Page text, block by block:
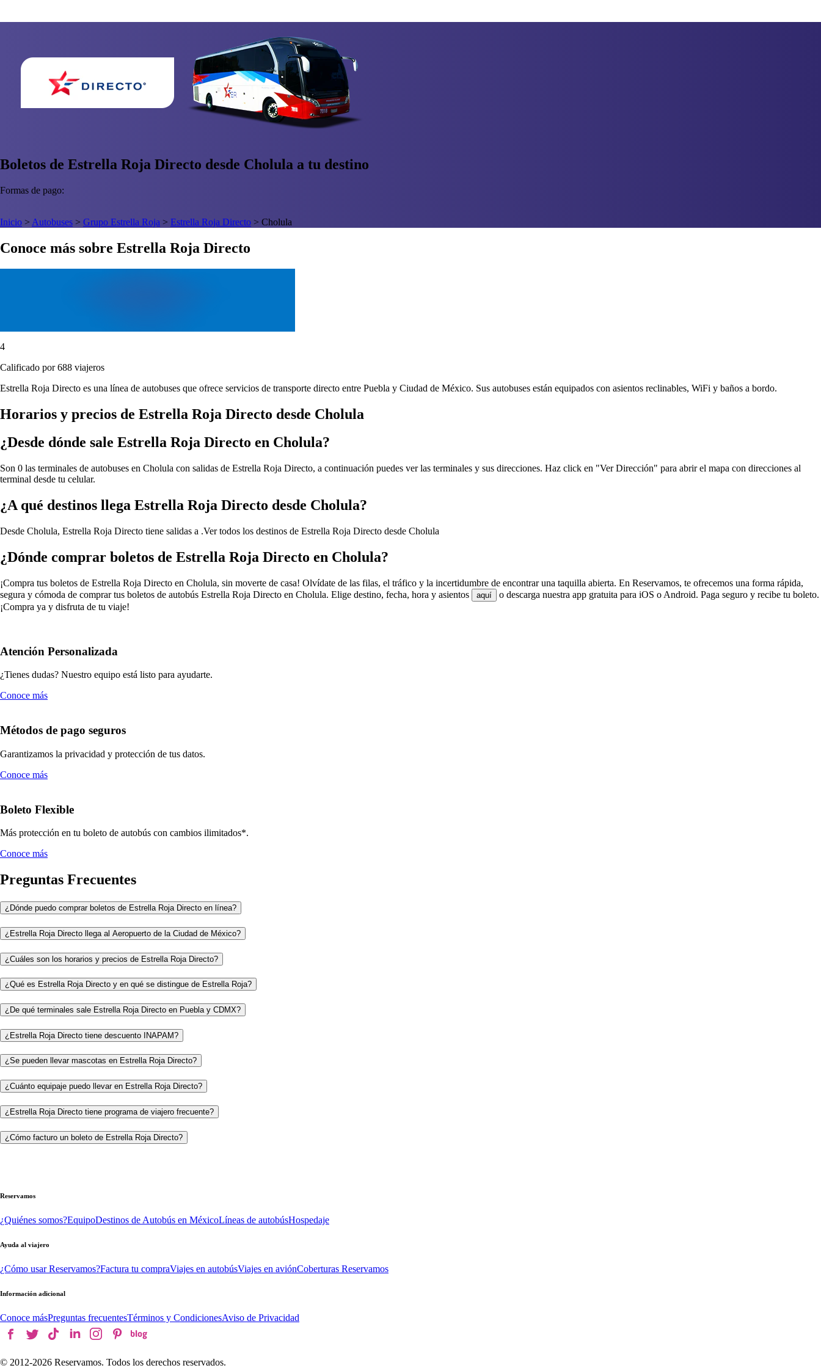
Boletos de Estrella Roja Directo desde Cholula a tu destino
Formas de pago:
Inicio > Autobuses > Grupo Estrella Roja > Estrella Roja Directo > Cholula
Conoce más sobre Estrella Roja Directo
4
Calificado por 688 viajeros
Estrella Roja Directo es una línea de autobuses que ofrece servicios de transporte directo entre Puebla y Ciudad de México. Sus autobuses están equipados con asientos reclinables, WiFi y baños a bordo.
Horarios y precios de Estrella Roja Directo desde Cholula
¿Desde dónde sale Estrella Roja Directo en Cholula?
Son 0 las terminales de autobuses en Cholula con salidas de Estrella Roja Directo, a continuación puedes ver las terminales y sus direcciones. Haz click en "Ver Dirección" para abrir el mapa con direcciones al
terminal desde tu celular.
¿A qué destinos llega Estrella Roja Directo desde Cholula?
Desde Cholula, Estrella Roja Directo tiene salidas a .Ver todos los destinos de Estrella Roja Directo desde Cholula
¿Dónde comprar boletos de Estrella Roja Directo en Cholula?
¡Compra tus boletos de Estrella Roja Directo en Cholula, sin moverte de casa! Olvídate de las filas, el tráfico y la incertidumbre de encontrar una taquilla abierta. En Reservamos, te ofrecemos una forma rápida,
segura y cómoda de comprar tus boletos de autobús Estrella Roja Directo en Cholula. Elige destino, fecha, hora y asientos
aquí
o descarga nuestra app gratuita para iOS o Android. Paga seguro y recibe tu boleto.
¡Compra ya y disfruta de tu viaje!
Atención Personalizada
¿Tienes dudas? Nuestro equipo está listo para ayudarte.
Conoce más
Métodos de pago seguros
Garantizamos la privacidad y protección de tus datos.
Conoce más
Boleto Flexible
Más protección en tu boleto de autobús con cambios ilimitados*.
Conoce más
Preguntas Frecuentes
¿Dónde puedo comprar boletos de Estrella Roja Directo en línea?
¿Estrella Roja Directo llega al Aeropuerto de la Ciudad de México?
¿Cuáles son los horarios y precios de Estrella Roja Directo?
¿Qué es Estrella Roja Directo y en qué se distingue de Estrella Roja?
¿De qué terminales sale Estrella Roja Directo en Puebla y CDMX?
¿Estrella Roja Directo tiene descuento INAPAM?
¿Se pueden llevar mascotas en Estrella Roja Directo?
¿Cuánto equipaje puedo llevar en Estrella Roja Directo?
¿Estrella Roja Directo tiene programa de viajero frecuente?
¿Cómo facturo un boleto de Estrella Roja Directo?
Reservamos
¿Quiénes somos?EquipoDestinos de Autobús en MéxicoLíneas de autobúsHospedaje
Ayuda al viajero
¿Cómo usar Reservamos?Factura tu compraViajes en autobúsViajes en aviónCoberturas Reservamos
Información adicional
Conoce másPreguntas frecuentesTérminos y CondicionesAviso de Privacidad
© 2012-2026 Reservamos. Todos los derechos reservados.